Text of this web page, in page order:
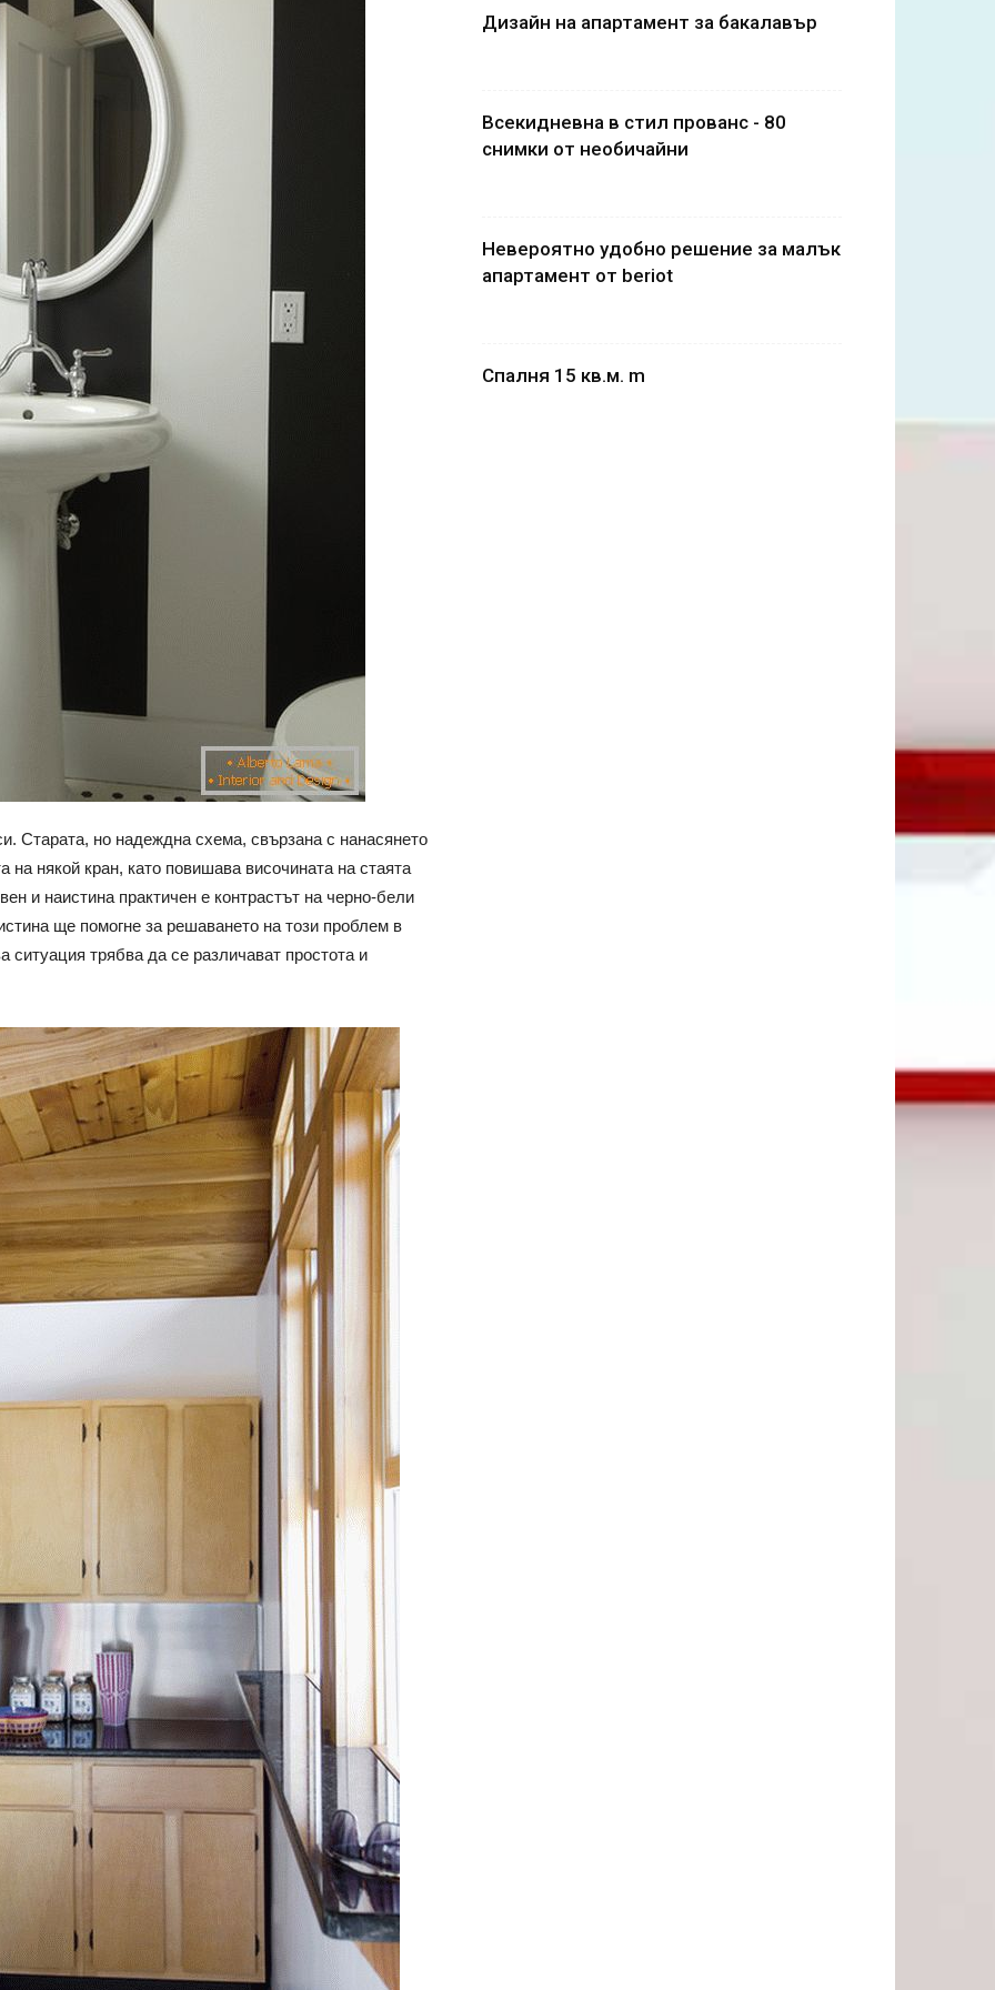
Старата, но надеждна схема, свързана с нанасянето
някой кран, като повишава височината на стаята
и наистина практичен е контрастът на черно-бели
ще помогне за решаването на този проблем в
ситуация трябва да се различават простота и
Дизайн на апартамент за бакалавър
Всекидневна в стил прованс - 80
снимки от необичайни
Невероятно удобно решение за малък
апартамент от beriot
Спалня 15 кв.м. m